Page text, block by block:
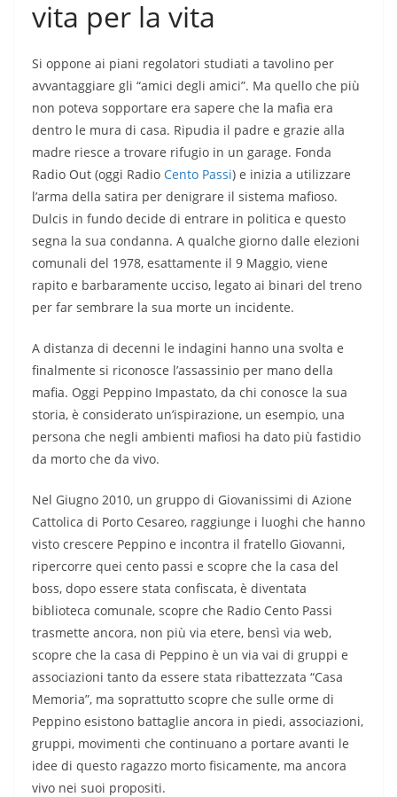
vita per la vita
Si oppone ai piani regolatori studiati a tavolino per
avvantaggiare gli “amici degli amici”. Ma quello che più
non poteva sopportare era sapere che la mafia era
dentro le mura di casa. Ripudia il padre e grazie alla
madre riesce a trovare rifugio in un garage. Fonda
Radio Out (oggi Radio Cento Passi) e inizia a utilizzare
l’arma della satira per denigrare il sistema mafioso.
Dulcis in fundo decide di entrare in politica e questo
segna la sua condanna. A qualche giorno dalle elezioni
comunali del 1978, esattamente il 9 Maggio, viene
rapito e barbaramente ucciso, legato ai binari del treno
per far sembrare la sua morte un incidente.
A distanza di decenni le indagini hanno una svolta e
finalmente si riconosce l’assassinio per mano della
mafia. Oggi Peppino Impastato, da chi conosce la sua
storia, è considerato un’ispirazione, un esempio, una
persona che negli ambienti mafiosi ha dato più fastidio
da morto che da vivo.
Nel Giugno 2010, un gruppo di Giovanissimi di Azione
Cattolica di Porto Cesareo, raggiunge i luoghi che hanno
visto crescere Peppino e incontra il fratello Giovanni,
ripercorre quei cento passi e scopre che la casa del
boss, dopo essere stata confiscata, è diventata
biblioteca comunale, scopre che Radio Cento Passi
trasmette ancora, non più via etere, bensì via web,
scopre che la casa di Peppino è un via vai di gruppi e
associazioni tanto da essere stata ribattezzata “Casa
Memoria”, ma soprattutto scopre che sulle orme di
Peppino esistono battaglie ancora in piedi, associazioni,
gruppi, movimenti che continuano a portare avanti le
idee di questo ragazzo morto fisicamente, ma ancora
vivo nei suoi propositi.